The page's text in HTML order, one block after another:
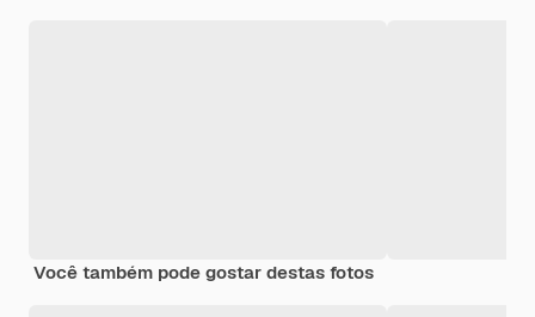
Você também pode gostar destas fotos